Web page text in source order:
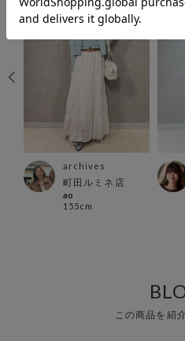
archives
町田ルミネ店
ao
155cm
この商品を紹